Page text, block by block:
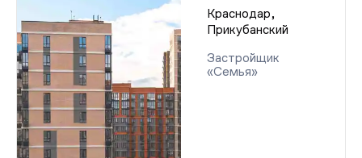
Краснодар,
Прикубанский
Застройщик
«Семья»